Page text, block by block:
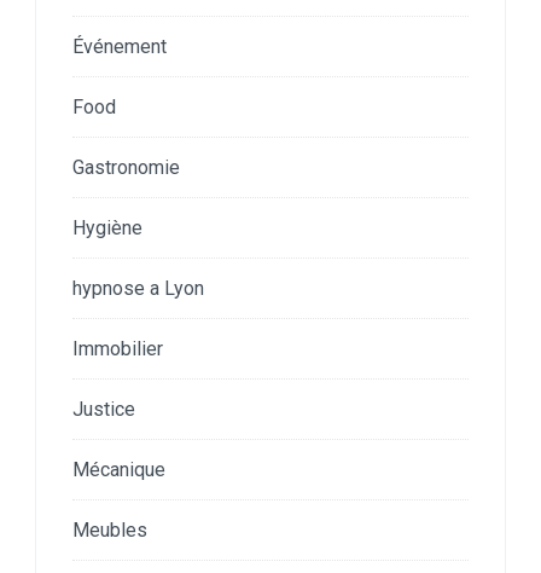
Événement
Food
Gastronomie
Hygiène
hypnose a Lyon
Immobilier
Justice
Mécanique
Meubles